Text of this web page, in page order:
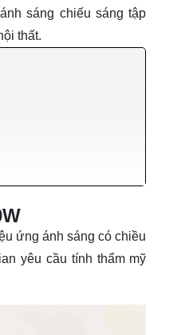
sáng chiếu sáng tập
thất.
ứng ánh sáng có chiều
yêu cầu tính thẩm mỹ